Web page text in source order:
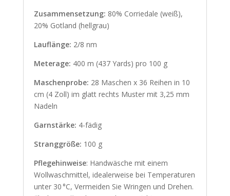
Zusammensetzung: 80% Corriedale (weiß),
20% Gotland (hellgrau)
Lauflänge: 2/8 nm
Meterage: 400 m (437 Yards) pro 100 g
Maschenprobe: 28 Maschen x 36 Reihen in 10
cm (4 Zoll) im glatt rechts Muster mit 3,25 mm
Nadeln
Garnstärke: 4-fädig
Stranggröße: 100 g
Pflegehinweise: Handwäsche mit einem
Wollwaschmittel, idealerweise bei Temperaturen
unter 30 °C, Vermeiden Sie Wringen und Drehen.